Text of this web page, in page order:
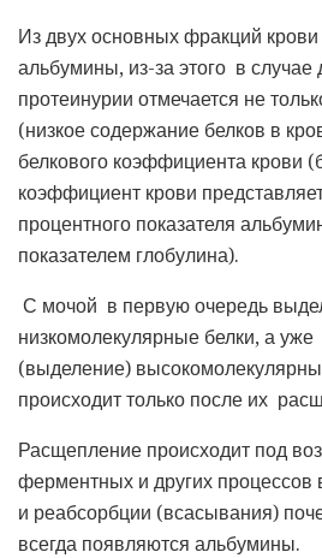
Из двух основных фракций
альбумины, из-за этого в случае
протеинурии отмечается не
(низкое содержание белков в
белкового коэффициента крови
коэффициент крови
процентного показателя
показателем глобулина).
С мочой в первую очередь
низкомолекулярные белки, а уже
(выделение)
происходит только после их
Расщепление происходит под
ферментных и других
и реабсорбции (всасывания)
всегда появляются альбумины.